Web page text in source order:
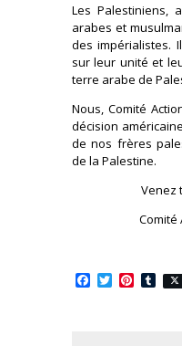
Les Palestiniens,
arabes et
des impérialistes.
sur leur unité et
terre arabe de
Nous, Comité
décision
de nos frères
de la Palestine.
Venez
Comité
Facebook
Twitter